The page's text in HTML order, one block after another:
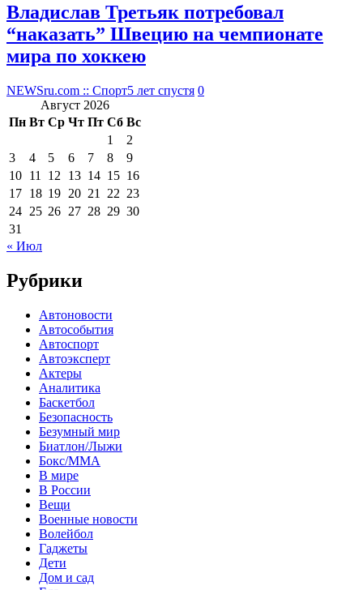
Владислав Третьяк потребовал
“наказать” Швецию на чемпионате
мира по хоккею
NEWSru.com :: Спорт5 лет спустя 0
Август 2026
Пн Вт Ср Чт Пт Сб Вс
1
2
3
4 5 6 7 8
9
10 11 12 13 14 15 16
17 18 19 20 21 22 23
24 25 26 27 28 29 30
31
« Июл
Рубрики
Автоновости
Автособытия
Автоспорт
Автоэксперт
Актеры
Аналитика
Баскетбол
Безопасность
Безумный мир
Биатлон/Лыжи
Бокс/MMA
В мире
В России
Вещи
Военные новости
Волейбол
Гаджеты
Дети
Дом и сад